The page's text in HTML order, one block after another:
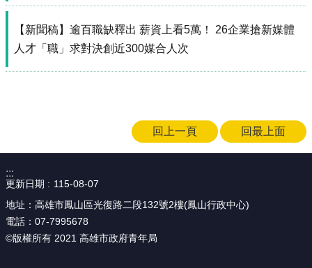
雙
語
Line
隱
私
權
及
安
【新聞稿】逾百職缺釋出 薪資上看5萬！ 26企業搶新媒體
人才「職」求對決創近300媒合人次
回上一頁 回最上面
:::
更新日期
115-08-07
地址：高雄市鳳山區光復路二段132號2樓(鳳山行政中心)
電話：07-7995678
©版權所有 2021 高雄市政府青年局